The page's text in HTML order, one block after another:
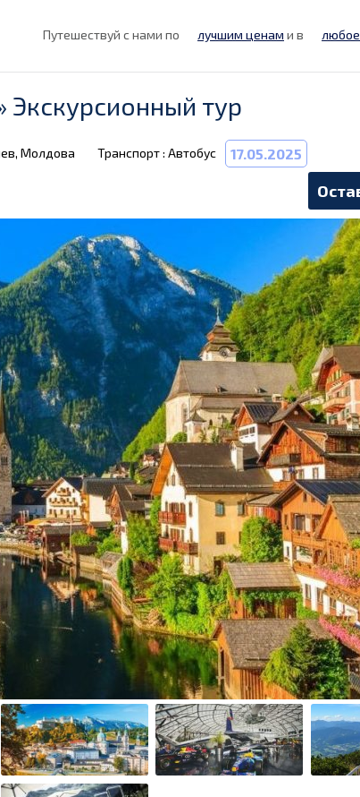
Путешествуй с нами по лучшим ценам и в
Экскурсионный тур
Молдова Транспорт : Автобус 17.05.2025